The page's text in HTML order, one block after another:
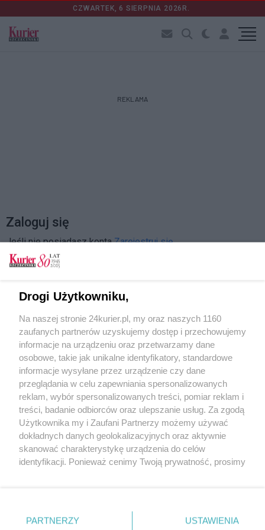
CZWARTEK, 6 SIERPNIA 2026R.
REKLAMA
Zaloguj się
Jeśli nie posiadasz kontaZarejestruj się
Zapamiętać?
Zaloguj
Zapomniałem hasła
Copyright © 2022 Kurier Szczeciński sp. z o.o.
Drogi Użytkowniku,
Na naszej stronie 24kurier.pl, my oraz naszych 1160
zaufanych partnerów uzyskujemy dostęp i przechowujemy
informacje na urządzeniu oraz przetwarzamy dane
osobowe, takie jak unikalne identyfikatory, standardowe
informacje wysyłane przez urządzenie czy dane
przeglądania w celu zapewniania spersonalizowanych
reklam, wybór spersonalizowanych treści, pomiar reklam i
treści, badanie odbiorców oraz ulepszanie usług. Za zgodą
Użytkownika my i Zaufani Partnerzy możemy używać
dokładnych danych geolokalizacyjnych oraz aktywnie
skanować charakterystykę urządzenia do celów
identyfikacji. Ponieważ cenimy Twoją prywatność, prosimy
prywatności znajdujący się w lewym dolnym rogu strony
. Niektóre rodzaje przetwarzania danych nie wymagają
PARTNERZY USTAWIENIA